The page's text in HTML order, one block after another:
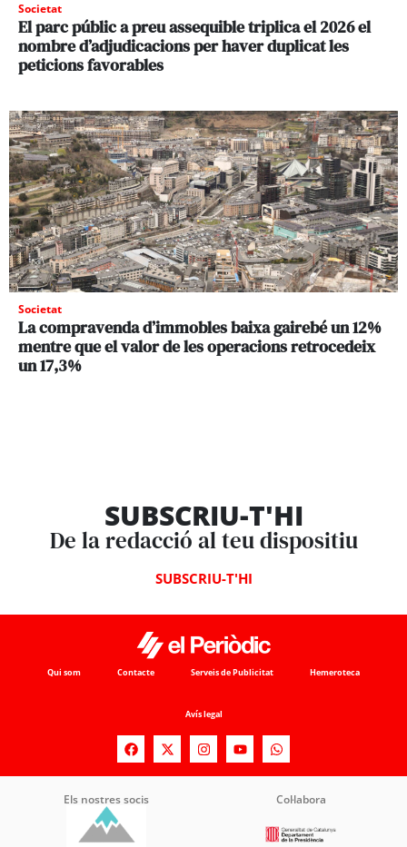
Societat
El parc públic a preu assequible triplica el 2026 el
nombre d’adjudicacions per haver duplicat les
peticions favorables
Societat
La compravenda d’immobles baixa gairebé un 12%
mentre que el valor de les operacions retrocedeix
un 17,3%
SUBSCRIU-T'HI
De la redacció al teu dispositiu
SUBSCRIU-T'HI
Qui som Contacte Serveis de Publicitat Hemeroteca
Avís legal
Els nostres socis Col·labora